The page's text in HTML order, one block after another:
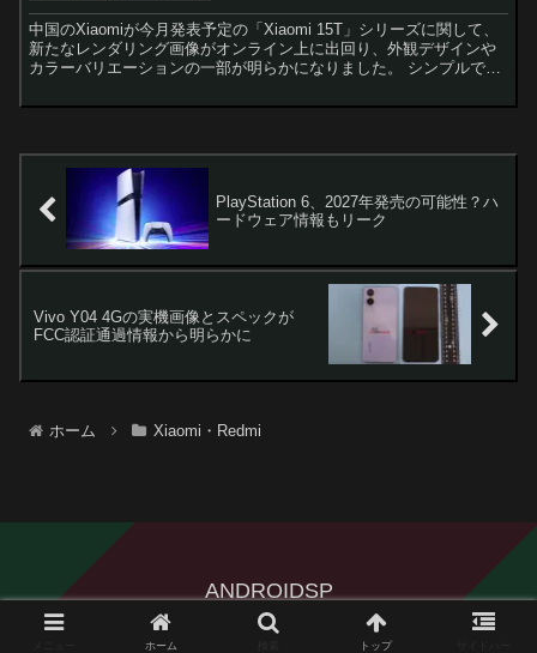
中国のXiaomiが今月発表予定の「Xiaomi 15T」シリーズに関して、
新たなレンダリング画像がオンライン上に出回り、外観デザインや
カラーバリエーションの一部が明らかになりました。 シンプルでフ
PlayStation 6、2027年発売の可能性？ハ
ードウェア情報もリーク
Vivo Y04 4Gの実機画像とスペックが
FCC認証通過情報から明らかに
ホーム Xiaomi・Redmi
ANDROIDSP
© 2024 ANDROIDSP.
ホーム トップ